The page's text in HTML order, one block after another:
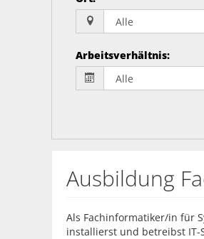
Arbeitsverhältnis:
Ausbildung
Als Fachinformatiker/in für
installierst und betreibst IT-